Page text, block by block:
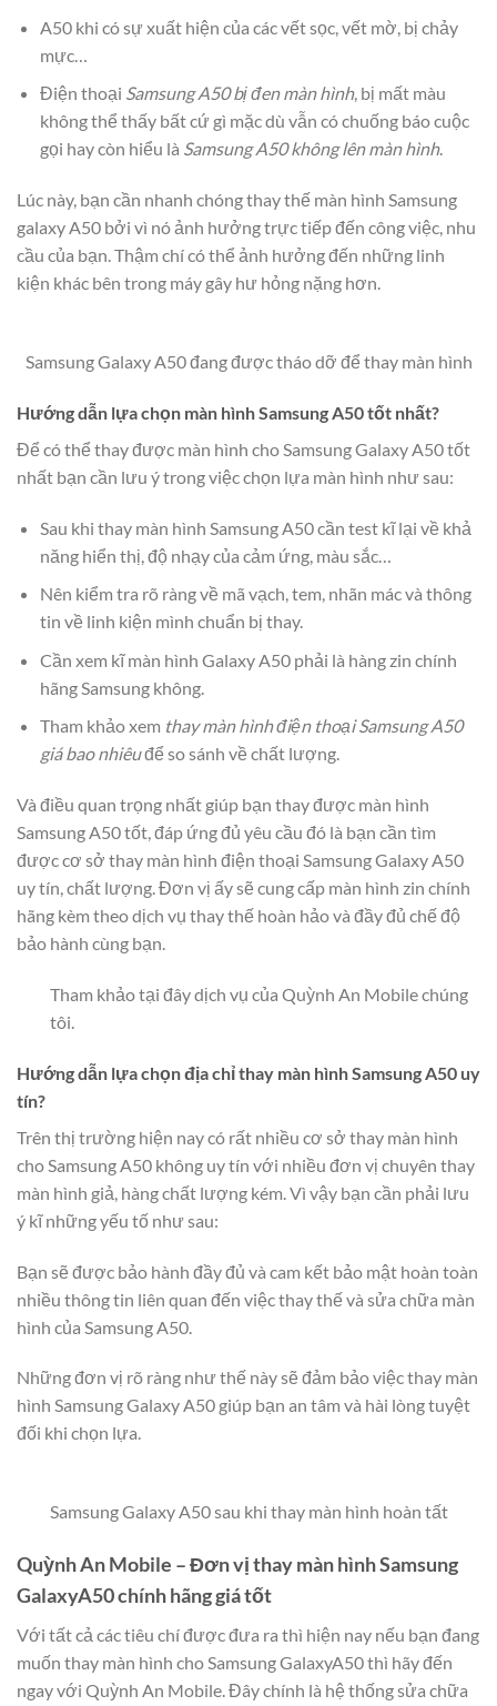
A50 khi có sự xuất hiện của các vết sọc, vết mờ, bị chảy
mực…
Điện thoại Samsung A50 bị đen màn hình, bị mất màu
không thể thấy bất cứ gì mặc dù vẫn có chuống báo cuộc
gọi hay còn hiểu là Samsung A50 không lên màn hình.
Lúc này, bạn cần nhanh chóng thay thế màn hình Samsung
galaxy A50 bởi vì nó ảnh hưởng trực tiếp đến công việc, nhu
cầu của bạn. Thậm chí có thể ảnh hưởng đến những linh
kiện khác bên trong máy gây hư hỏng nặng hơn.
Samsung Galaxy A50 đang được tháo dỡ để thay màn hình
Hướng dẫn lựa chọn màn hình Samsung A50 tốt nhất?
Để có thể thay được màn hình cho Samsung Galaxy A50 tốt
nhất bạn cần lưu ý trong việc chọn lựa màn hình như sau:
Sau khi thay màn hình Samsung A50 cần test kĩ lại về khả
năng hiển thị, độ nhạy của cảm ứng, màu sắc…
Nên kiểm tra rõ ràng về mã vạch, tem, nhãn mác và thông
tin về linh kiện mình chuẩn bị thay.
Cần xem kĩ màn hình Galaxy A50 phải là hàng zin chính
hãng Samsung không.
Tham khảo xem thay màn hình điện thoại Samsung A50
giá bao nhiêuđể so sánh về chất lượng.
Và điều quan trọng nhất giúp bạn thay được màn hình
Samsung A50 tốt, đáp ứng đủ yêu cầu đó là bạn cần tìm
được cơ sở thay màn hình điện thoại Samsung Galaxy A50
uy tín, chất lượng. Đơn vị ấy sẽ cung cấp màn hình zin chính
hãng kèm theo dịch vụ thay thế hoàn hảo và đầy đủ chế độ
bảo hành cùng bạn.
Tham khảo tại đây dịch vụ của Quỳnh An Mobile chúng
tôi.
Hướng dẫn lựa chọn địa chỉ thay màn hình Samsung A50 uy
tín?
Trên thị trường hiện nay có rất nhiều cơ sở thay màn hình
cho Samsung A50 không uy tín với nhiều đơn vị chuyên thay
màn hình giả, hàng chất lượng kém. Vì vậy bạn cần phải lưu
ý kĩ những yếu tố như sau:
Bạn sẽ được bảo hành đầy đủ và cam kết bảo mật hoàn toàn
nhiều thông tin liên quan đến việc thay thế và sửa chữa màn
hình của Samsung A50.
Những đơn vị rõ ràng như thế này sẽ đảm bảo việc thay màn
hình Samsung Galaxy A50 giúp bạn an tâm và hài lòng tuyệt
đối khi chọn lựa.
Samsung Galaxy A50 sau khi thay màn hình hoàn tất
Quỳnh An Mobile – Đơn vị thay màn hình Samsung
GalaxyA50 chính hãng giá tốt
Với tất cả các tiêu chí được đưa ra thì hiện nay nếu bạn đang
muốn thay màn hình cho Samsung GalaxyA50 thì hãy đến
ngay với Quỳnh An Mobile. Đây chính là hệ thống sửa chữa